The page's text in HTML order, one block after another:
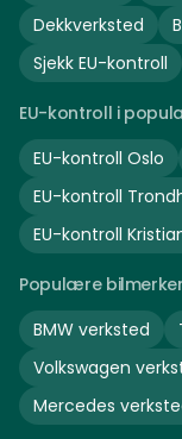
Dekkverksted
Sjekk EU-kontroll
EU-kontroll i
EU-kontroll Oslo
EU-kontroll
EU-kontroll
Populære bilmerker
BMW verksted
Volkswagen
Mercedes